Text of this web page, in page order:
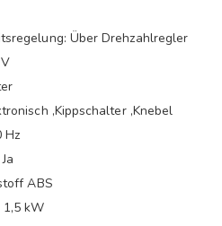
Über Drehzahlregler
,Kippschalter ,Knebel
Hz
ABS
kW